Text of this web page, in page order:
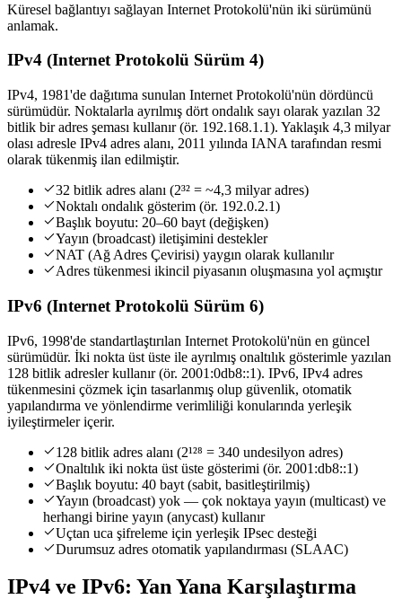
Küresel bağlantıyı sağlayan Internet Protokolü'nün iki sürümünü
anlamak.
IPv4 (Internet Protokolü Sürüm 4)
IPv4, 1981'de dağıtıma sunulan Internet Protokolü'nün dördüncü
sürümüdür. Noktalarla ayrılmış dört ondalık sayı olarak yazılan 32
bitlik bir adres şeması kullanır (ör. 192.168.1.1). Yaklaşık 4,3 milyar
olası adresle IPv4 adres alanı, 2011 yılında IANA tarafından resmi
olarak tükenmiş ilan edilmiştir.
32 bitlik adres alanı (2³² = ~4,3 milyar adres)
Noktalı ondalık gösterim (ör. 192.0.2.1)
Başlık boyutu: 20–60 bayt (değişken)
Yayın (broadcast) iletişimini destekler
NAT (Ağ Adres Çevirisi) yaygın olarak kullanılır
Adres tükenmesi ikincil piyasanın oluşmasına yol açmıştır
IPv6 (Internet Protokolü Sürüm 6)
IPv6, 1998'de standartlaştırılan Internet Protokolü'nün en güncel
sürümüdür. İki nokta üst üste ile ayrılmış onaltılık gösterimle yazılan
128 bitlik adresler kullanır (ör. 2001:0db8::1). IPv6, IPv4 adres
tükenmesini çözmek için tasarlanmış olup güvenlik, otomatik
yapılandırma ve yönlendirme verimliliği konularında yerleşik
iyileştirmeler içerir.
128 bitlik adres alanı (2¹²⁸ = 340 undesilyon adres)
Onaltılık iki nokta üst üste gösterimi (ör. 2001:db8::1)
Başlık boyutu: 40 bayt (sabit, basitleştirilmiş)
Yayın (broadcast) yok — çok noktaya yayın (multicast) ve
herhangi birine yayın (anycast) kullanır
Uçtan uca şifreleme için yerleşik IPsec desteği
Durumsuz adres otomatik yapılandırması (SLAAC)
IPv4 ve IPv6: Yan Yana Karşılaştırma